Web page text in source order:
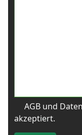
AGB und
akzeptiert.